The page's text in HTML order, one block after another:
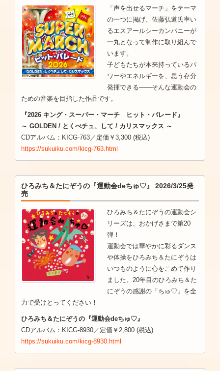
「声を出せるマーチ」をテーマ
の一つに掲げ、佐藤弘道氏率い
るエスアールシーカンパニーが
一丸となって制作に取り組んで
います。
子どもたちが本来持っているパ
ワーやエネルギーを、思う存分
発揮できる――そんな運動会の
ための音楽を目指した作品です。
『2026 キング・スーパー・マーチ ヒット・パレード』
～ GOLDEN / とくべチュ、して / カリスマックス ～
CDアルバム：KICG-763／定価￥3,300 (税込)
https://sukuiku.com/kicg-763.html
ひろみち＆たにぞうの『運動会deちゅ♡』 2026/3/25発
売
ひろみち＆たにぞうの運動会シ
リーズは、おかげさまで第20
弾！
運動会では華やかに彩るダンス
や体操をひろみち＆たにぞうは
いつものように心をこめて作り
ました。20年目のひろみち＆た
にぞうの感謝の「ちゅ♡」を全
力で受けとってください！
ひろみち＆たにぞうの『運動会deちゅ♡』
CDアルバム：KICG-8930／定価￥2,800 (税込)
https://sukuiku.com/kicg-8930.html